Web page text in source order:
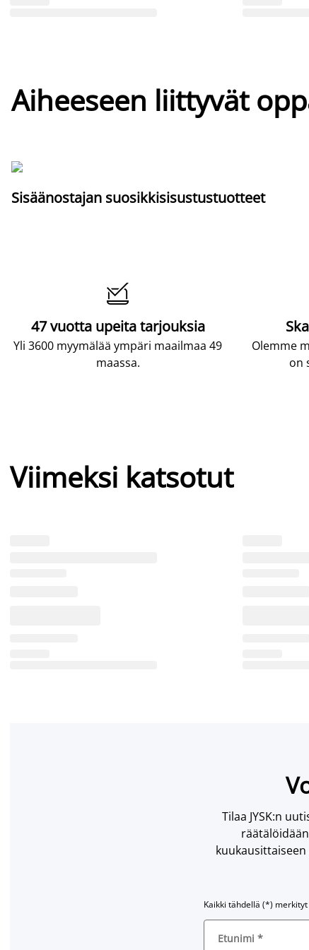
Aiheeseen liittyvät
Sisäänostajan suosikkisisustustuotteet

47 vuotta upeita tarjouksia
Yli 3600 myymälää ympäri maailmaa 49
maassa.
Olemme
on
Viimeksi katsotut
Tilaa JYSK:n
Kaikki tähdellä (*)
Etunimi *